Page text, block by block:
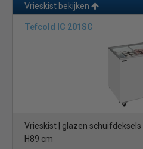
Vrieskist bekijken
Tefcold IC 201SC
Vrieskist | glazen schuifdeksels
H89 cm